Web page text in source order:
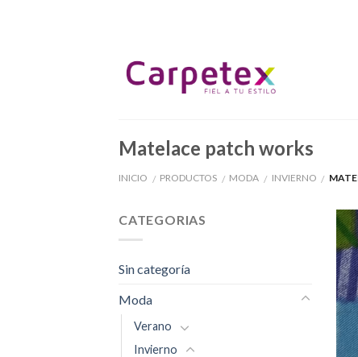
Matelace patch works
INICIO / PRODUCTOS / MODA / INVIERNO /
CATEGORIAS
Sin categoría
Moda
Verano
Invierno